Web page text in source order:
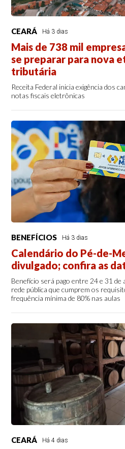
CEARÁ Há 3 dias
Mais de 738 mil
se preparar para nova
tributária
Receita Federal inicia exigência dos
notas fiscais eletrônicas
BENEFÍCIOS Há 3 dias
Calendário do Pé-de-
divulgado; confira as
Benefício será pago entre 24 e 31
rede pública que cumprem os
frequência mínima de 80% nas aulas
CEARÁ Há 4 dias